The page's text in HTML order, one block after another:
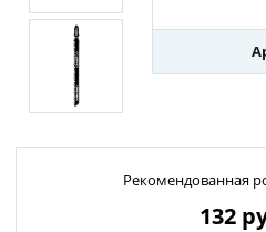
Рекомендованная
132